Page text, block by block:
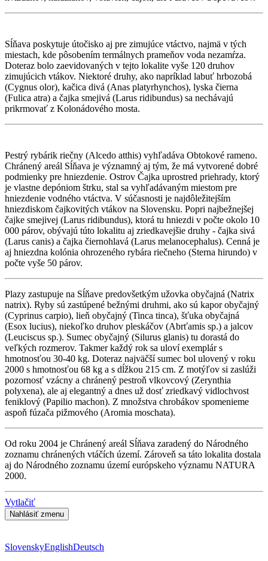
Sĺňava poskytuje útočisko aj pre zimujúce vtáctvo, najmä v tých
miestach, kde pôsobením termálnych prameňov voda nezamŕza.
Doteraz bolo zaevidovaných v tejto lokalite vyše 120 druhov
zimujúcich vtákov. Niektoré druhy, ako napríklad labuť hrbozobá
(Cygnus olor), kačica divá (Anas platyrhynchos), lyska čierna
(Fulica atra) a čajka smejivá (Larus ridibundus) sa nechávajú
prikrmovať z Kolonádového mosta.
Pestrý rybárik riečny (Alcedo atthis) vyhľadáva Obtokové rameno.
Chránený areál Sĺňava je významný aj tým, že má vytvorené dobré
podmienky pre hniezdenie. Ostrov Čajka uprostred priehrady, ktorý
je vlastne depóniom štrku, stal sa vyhľadávaným miestom pre
hniezdenie vodného vtáctva. V súčasnosti je najdôležitejším
hniezdiskom čajkovitých vtákov na Slovensku. Popri najbežnejšej
čajke smejivej (Larus ridibundus), ktorá tu hniezdi v počte okolo 10
000 párov, obývajú túto lokalitu aj zriedkavejšie druhy - čajka sivá
(Larus canis) a čajka čiernohlavá (Larus melanocephalus). Cenná je
aj hniezdna kolónia ohrozeného rybára riečneho (Sterna hirundo) v
počte vyše 50 párov.
Plazy zastupuje na Sĺňave predovšetkým užovka obyčajná (Natrix
natrix). Ryby sú zastúpené bežnými druhmi, ako sú kapor obyčajný
(Cyprinus carpio), lieň obyčajný (Tinca tinca), šťuka obyčajná
(Esox lucius), niekoľko druhov pleskáčov (Abrťamis sp.) a jalcov
(Leuciscus sp.). Sumec obyčajný (Silurus glanis) tu dorastá do
veľkých rozmerov. Takmer každý rok sa uloví exemplár s
hmotnosťou 30-40 kg. Doteraz najväčší sumec bol ulovený v roku
2000 s hmotnosťou 68 kg a s dĺžkou 215 cm. Z motýľov si zaslúži
pozornosť vzácny a chránený pestroň vlkovcový (Zerynthia
polyxena), ale aj elegantný a dnes už dosť zriedkavý vidlochvost
feniklový (Papilio machon). Z množstva chrobákov spomenieme
aspoň fúzača pižmového (Aromia moschata).
Od roku 2004 je Chránený areál Sĺňava zaradený do Národného
zoznamu chránených vtáčích území. Zároveň sa táto lokalita dostala
aj do Národného zoznamu území európskeho významu NATURA
2000.
Vytlačiť
SlovenskyEnglishDeutsch